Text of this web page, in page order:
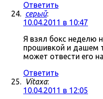
Ответить
серый:
10.04.2011 в 10:47
Я взял бокс неделю
прошивкой и дашем
может отвести его
Ответить
Vitaxa:
10.04.2011 в 12:05